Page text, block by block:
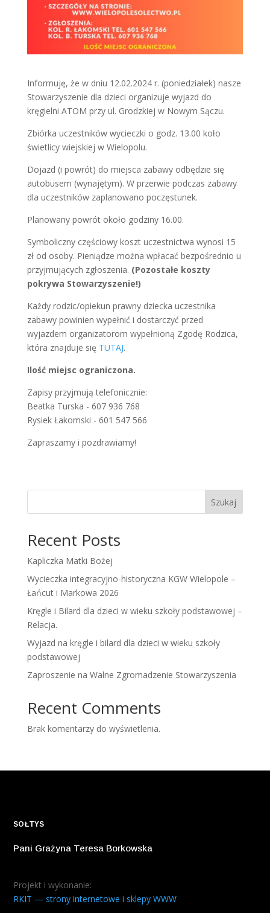
Informuję, że w dniu 12.02.2024 r. (poniedziałek) nasze
Stowarzyszenie dla dzieci organizuje wyjazd do
kręgielni ATOM przy ul. Grodzkiej w Nowym Sączu.
Zbiórka uczestników wycieczki o godz. 13.00 koło
świetlicy wiejskiej w Wielopolu.
Dojazd (i powrót) do miejsca zabawy odbędzie się
autobusem (wynajętym). W przerwie podczas zabawy
dla uczestników zaplanowano poczęstunek.
Planowany powrót około godziny 16.00.
Symboliczny częściowy koszt uczestnictwa wynosi 15
zł od osoby. Pieniądze można wpłacać bezpośrednio u
przyjmujących zgłoszenia. (Pozostałe koszty
pokrywa Stowarzyszenie!)
Każdy rodzic/opiekun prawny dziecka uczestnika
zabawy powinien wypełnić i dostarczyć przed
wyjazdem organizatorom wypełnioną Zgodę Rodzica,
która znajduje się TUTAJ.
Ilość miejsc ograniczona.
Zapisy przyjmują telefonicznie:
Beatka Turska - 607 936 768
Rysiek Łakomski - 601 547 566
Zapraszamy i pozdrawiamy!
Szukaj
Recent Posts
Kapliczka Matki Bożej
Wycieczka integracyjno-historyczna KGW Wielopole –
Łańcut i Markowa 2026
Kręgle i Bilard dla dzieci w wieku szkoły podstawowej –
Relacja.
Wyjazd na kręgle i bilard dla dzieci w wieku szkoły
podstawowej
Zaproszenie na Walne Zgromadzenie Stowarzyszenia
Recent Comments
Brak komentarzy do wyświetlenia.
SOŁTYS
Pani Grażyna Teresa Borkowska
Projekt i wykonanie:
RKIT — strony internetowe i sklepy WWW